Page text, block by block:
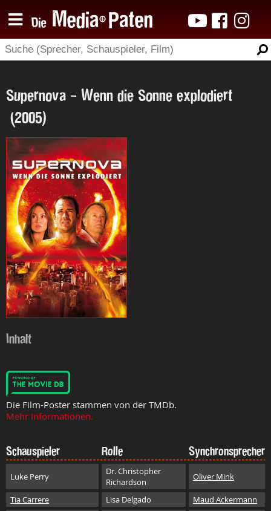
Supernova - Wenn die Sonne explodiert
(2005)
Inhalt
Die Film-Poster stammen von der TMDb.
Mehr Informationen.
Schauspieler Rolle Synchronsprecher
Luke Perry
Dr. Christopher
Richardson
Oliver Mink
Tia Carrere Lisa Delgado
Maud Ackermann